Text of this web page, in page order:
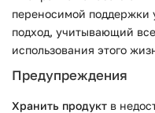
переносимой поддержки
подход, учитывающий
использования этого
Предупреждения
Хранить продукт в